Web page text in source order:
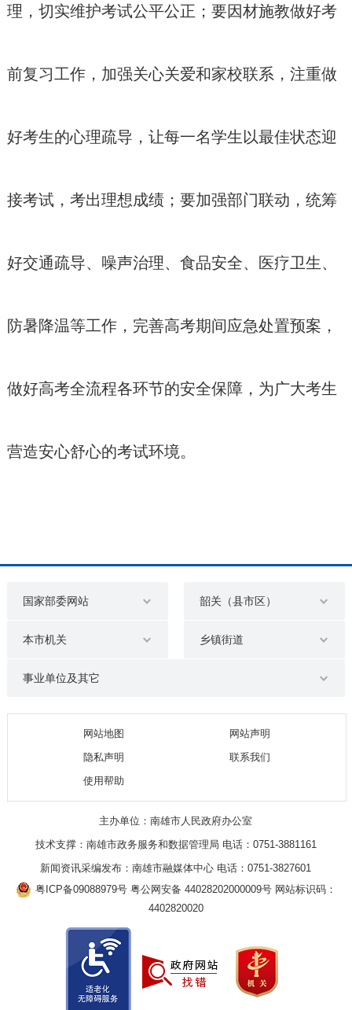
理，切实维护考试公平公正；要因材施教做好考
前复习工作，加强关心关爱和家校联系，注重做
好考生的心理疏导，让每一名学生以最佳状态迎
接考试，考出理想成绩；要加强部门联动，统筹
好交通疏导、噪声治理、食品安全、医疗卫生、
防暑降温等工作，完善高考期间应急处置预案，
做好高考全流程各环节的安全保障，为广大考生
营造安心舒心的考试环境。
国家部委网站 韶关（县市区）
本市机关 乡镇街道
事业单位及其它
网站地图
网站声明
隐私声明
联系我们
使用帮助
主办单位：南雄市人民政府办公室
技术支撑：南雄市政务服务和数据管理局 电话：0751-3881161
新闻资讯采编发布：南雄市融媒体中心 电话：0751-3827601
粤ICP备09088979号 粤公网安备 44028202000009号网站标识码：
4402820020